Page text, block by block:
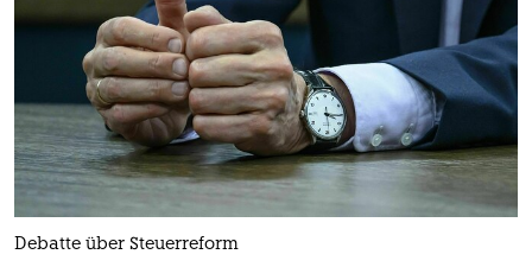
Debatte über Steuerreform